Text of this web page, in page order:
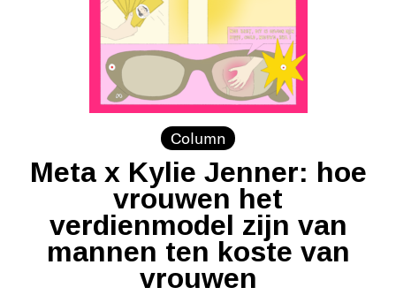
Column
Meta x Kylie Jenner: hoe
vrouwen het
verdienmodel zijn van
mannen ten koste van
vrouwen